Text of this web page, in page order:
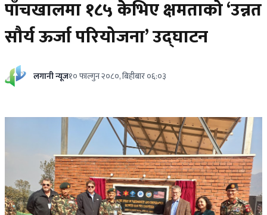
पाँचखालमा १८५ केभिए क्षमताको ‘उन्नत
सौर्य ऊर्जा परियोजना’ उद्घाटन
लगानी न्यूज१० फाल्गुन २०८०, बिहीबार ०६:०३